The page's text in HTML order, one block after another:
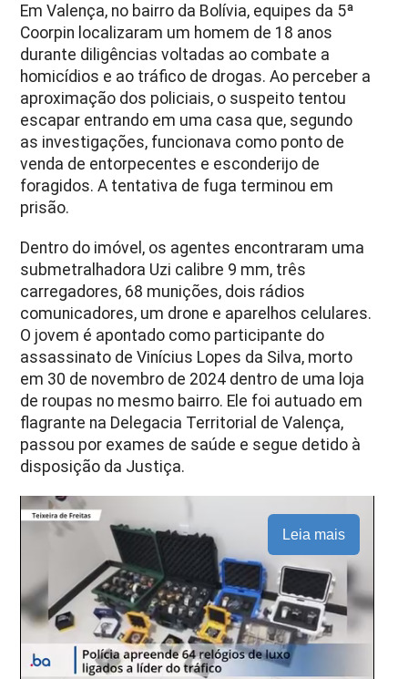
Em Valença, no bairro da Bolívia, equipes da 5ª
Coorpin localizaram um homem de 18 anos
durante diligências voltadas ao combate a
homicídios e ao tráfico de drogas. Ao perceber a
aproximação dos policiais, o suspeito tentou
escapar entrando em uma casa que, segundo
as investigações, funcionava como ponto de
venda de entorpecentes e esconderijo de
foragidos. A tentativa de fuga terminou em
prisão.
Dentro do imóvel, os agentes encontraram uma
submetralhadora Uzi calibre 9 mm, três
carregadores, 68 munições, dois rádios
comunicadores, um drone e aparelhos celulares.
O jovem é apontado como participante do
assassinato de Vinícius Lopes da Silva, morto
em 30 de novembro de 2024 dentro de uma loja
de roupas no mesmo bairro. Ele foi autuado em
flagrante na Delegacia Territorial de Valença,
passou por exames de saúde e segue detido à
disposição da Justiça.
Leia mais